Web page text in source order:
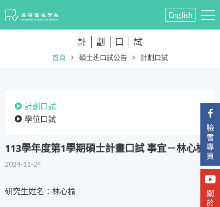
English
計 劃 口 試
首頁 碩士班口試公告 計劃口試
計劃口試
學位口試
113學年度第1學期碩士計畫口試 事宜－林心榆
2024-11-24
研究生姓名：林心榆